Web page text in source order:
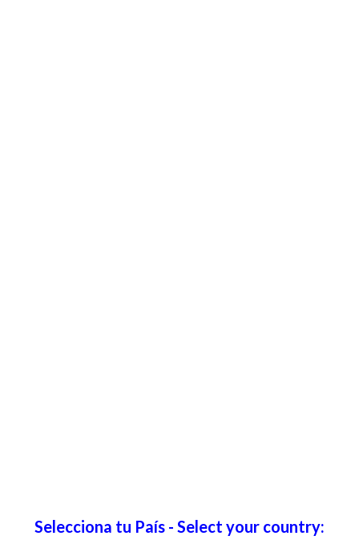
Selecciona tu País - Select your country: